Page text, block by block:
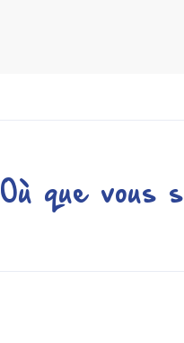
Où que vous